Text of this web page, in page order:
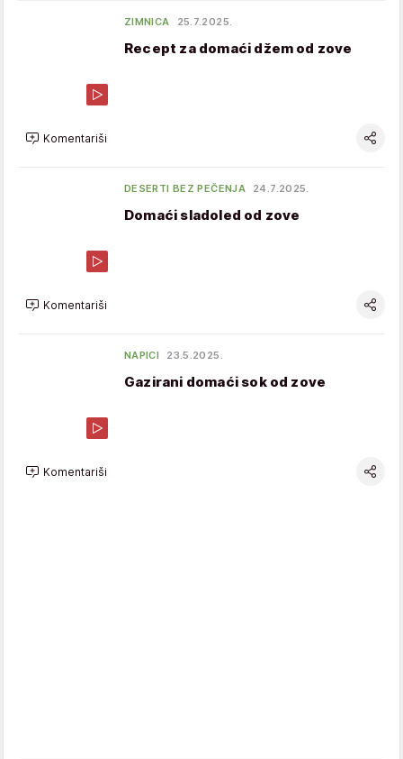
ZIMNICA 25.7.2025.
Recept za domaći džem od zove
Komentariši
DESERTI BEZ PEČENJA 24.7.2025.
Domaći sladoled od zove
Komentariši
NAPICI 23.5.2025.
Gazirani domaći sok od zove
Komentariši